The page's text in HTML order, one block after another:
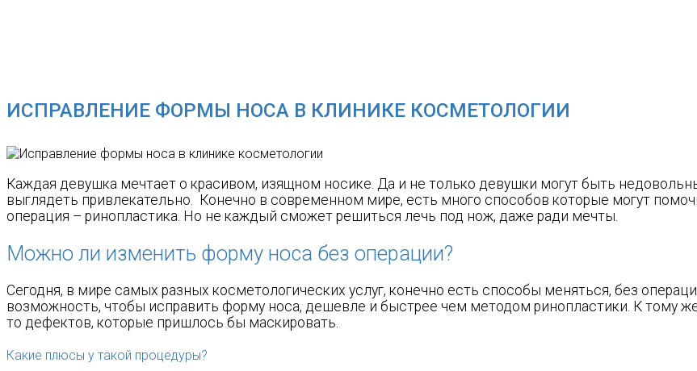
ИСПРАВЛЕНИЕ ФОРМЫ НОСА В КЛИНИКЕ КОСМЕТОЛОГИИ
Каждая девушка мечтает о красивом, изящном носике. Да и не только девушки могут быть
выглядеть привлекательно. Конечно в современном мире, есть много способов которые могут
операция – ринопластика. Но не каждый сможет решиться лечь под нож, даже ради мечты.
Можно ли изменить форму носа без операции?
Сегодня, в мире самых разных косметологических услуг, конечно есть способы меняться, без
возможность, чтобы исправить форму носа, дешевле и быстрее чем методом ринопластики. К тому
то дефектов, которые пришлось бы маскировать.
Какие плюсы у такой процедуры?